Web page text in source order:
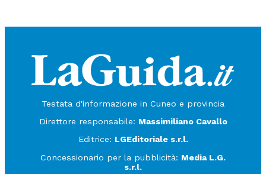
Testata d'informazione in Cuneo e provincia
Direttore responsabile: Massimiliano Cavallo
Editrice: LGEditoriale s.r.l.
Concessionario per la pubblicità: Media L.G.
s.r.l.